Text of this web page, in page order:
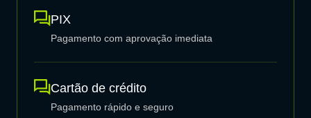
PIX
Pagamento com aprovação imediata
Cartão de crédito
Pagamento rápido e seguro